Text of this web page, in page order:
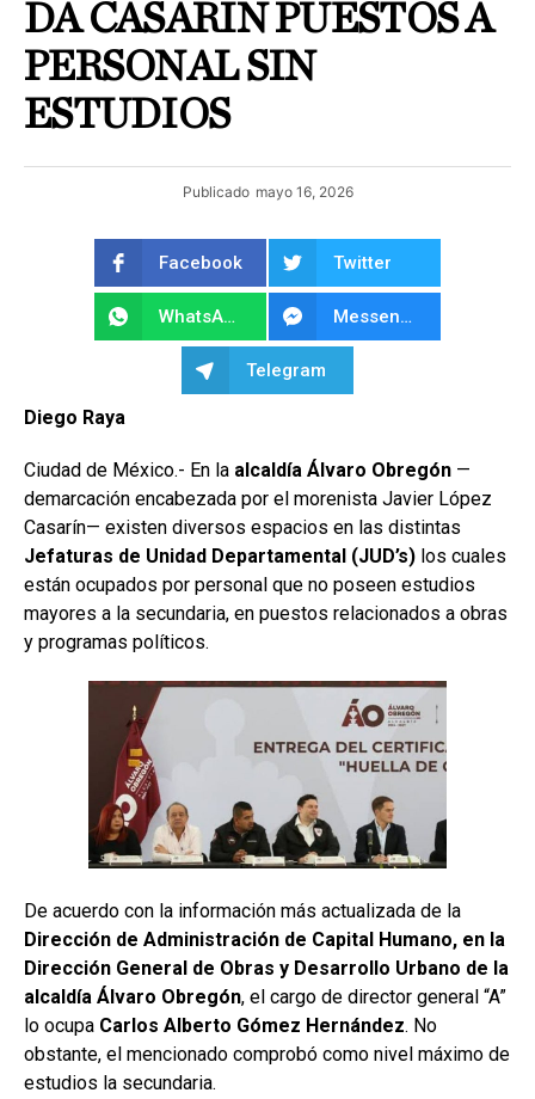
DA CASARÍN PUESTOS A
PERSONAL SIN
ESTUDIOS
Publicado mayo 16, 2026
Facebook Twitter
WhatsApp Messenger
Telegram
Diego Raya
Ciudad de México.- En la alcaldía Álvaro Obregón —
demarcación encabezada por el morenista Javier López
Casarín— existen diversos espacios en las distintas
Jefaturas de Unidad Departamental (JUD’s) los cuales
están ocupados por personal que no poseen estudios
mayores a la secundaria, en puestos relacionados a obras
y programas políticos.
De acuerdo con la información más actualizada de la
Dirección de Administración de Capital Humano, en la
Dirección General de Obras y Desarrollo Urbano de la
alcaldía Álvaro Obregón, el cargo de director general “A”
lo ocupa Carlos Alberto Gómez Hernández. No
obstante, el mencionado comprobó como nivel máximo de
estudios la secundaria.